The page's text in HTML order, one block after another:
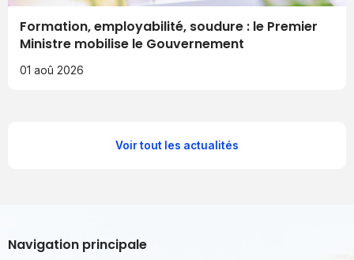
Formation, employabilité, soudure : le Premier
Ministre mobilise le Gouvernement
01 aoû 2026
Voir tout les actualités
Navigation principale